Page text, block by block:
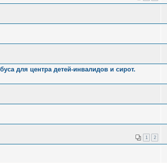
для центра детей-инвалидов и сирот.
1 2